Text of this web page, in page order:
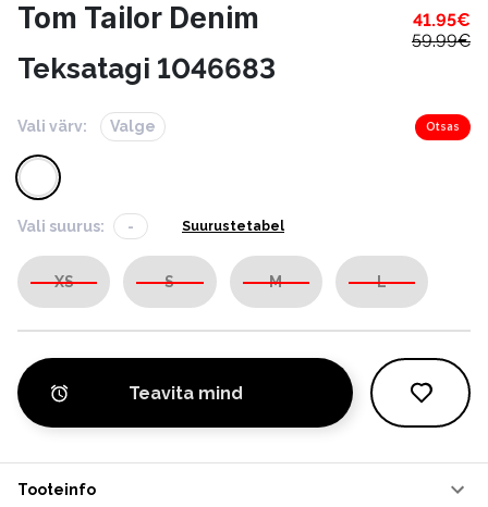
Tom Tailor Denim 41.95€
59.99€
Teksatagi 1046683
Vali värv: Valge Otsas
Vali suurus: - Suurustetabel
XS S M L
Teavita mind
Tooteinfo